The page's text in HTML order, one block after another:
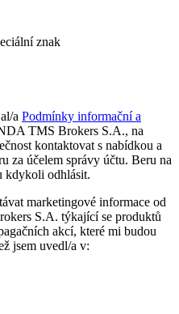
znak
a Podmínky informační a
TMS Brokers S.A., na
kontaktovat s nabídkou a
za účelem správy účtu. Beru na
kdykoli odhlásit.
marketingové informace od
S.A. týkající se produktů
akcí, které mi budou
jsem uvedl/a v: